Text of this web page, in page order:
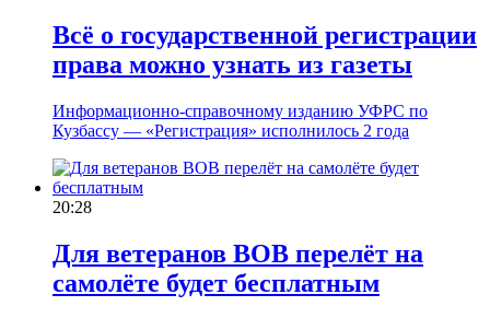
Всё о государственной регистрации
права можно узнать из газеты
Информационно-справочному изданию УФРС по
Кузбассу — «Регистрация» исполнилось 2 года
20:28
Для ветеранов ВОВ перелёт на
самолёте будет бесплатным